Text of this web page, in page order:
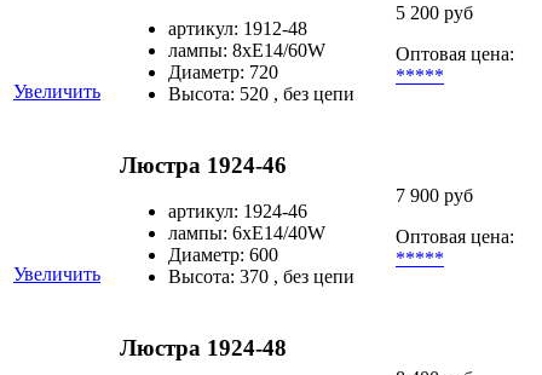
Увеличить
артикул: 1912-48
лампы: 8хE14/60W
Диаметр: 720
Высота: 520 , без цепи
5 200 руб
Оптовая цена:
*****
Увеличить
Люстра 1924-46
артикул: 1924-46
лампы: 6хE14/40W
Диаметр: 600
Высота: 370 , без цепи
7 900 руб
Оптовая цена:
*****
Люстра 1924-48